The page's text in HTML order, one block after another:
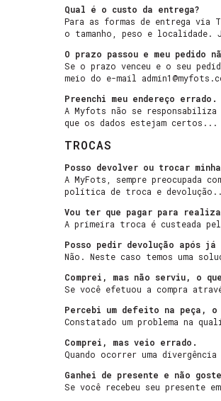
Qual é o custo da entrega?
Para as formas de entrega via
o tamanho, peso e
O prazo passou e meu pedido
Se o prazo venceu e o seu
meio do e-mail
Preenchi meu endereço errado.
A Myfots não se responsabiliza
que os dados estejam certos...
TROCAS
Posso devolver ou trocar minha
A MyFots, sempre preocupada
política de troca e
Vou ter que pagar para
A primeira troca é custeada
Posso pedir devolução após
Não. Neste caso temos uma
Comprei, mas não serviu, o
Se você efetuou a compra
Percebi um defeito na peça, o
Constatado um problema na
Comprei, mas veio errado.
Quando ocorrer uma
Ganhei de presente e não
Se você recebeu seu presente